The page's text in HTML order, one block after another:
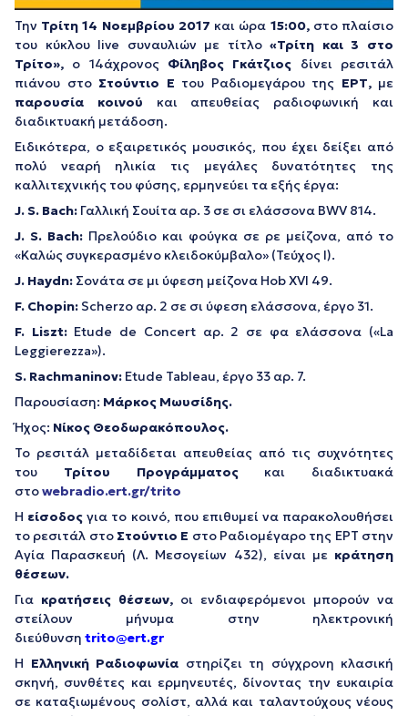
Την Τρίτη 14 Νοεμβρίου 2017 και ώρα 15:00,στο πλαίσιο
του κύκλου live συναυλιών με τίτλο«Τρίτη και 3 στο
Τρίτο», ο 14άχρονος Φίληβος Γκάτζιος δίνει ρεσιτάλ
πιάνου στο Στούντιο Ε του Ραδιομεγάρου της ΕΡΤ, με
παρουσία κοινού και απευθείας ραδιοφωνική και
διαδικτυακή μετάδοση.
Ειδικότερα, ο εξαιρετικός μουσικός, που έχει δείξει από
πολύ νεαρή ηλικία τις μεγάλες δυνατότητες της
καλλιτεχνικής του φύσης, ερμηνεύει τα εξής έργα:
J. S. Bach: Γαλλική Σουίτα αρ. 3 σε σι ελάσσονα ΒWV 814.
J. S. Bach: Πρελούδιο και φούγκα σε ρε μείζονα, από το
«Καλώς συγκερασμένο κλειδοκύμβαλο» (Τεύχος Ι).
J. Haydn: Σονάτα σε μι ύφεση μείζονα Ηob XVI 49.
F. Chopin: Scherzo αρ. 2 σε σι ύφεση ελάσσονα, έργο 31.
F. Liszt:Etude de Concert αρ. 2 σε φα ελάσσονα («La
Leggierezza»).
S. Rachmaninov: Etude Tableau, έργο 33 αρ. 7.
Παρουσίαση: Μάρκος Μωυσίδης.
Ήχος: Νίκος Θεοδωρακόπουλος.
Το ρεσιτάλ μεταδίδεται απευθείας από τις συχνότητες
του Τρίτου Προγράμματοςκαι διαδικτυακά
στοwebradio.ert.gr/trito
Η είσοδος για το κοινό, που επιθυμεί να παρακολουθήσει
το ρεσιτάλ στο Στούντιο Ε στο Ραδιομέγαρο της ΕΡΤ στην
Αγία Παρασκευή (Λ. Μεσογείων 432), είναι με κράτηση
θέσεων.
Για κρατήσεις θέσεων, οι ενδιαφερόμενοι μπορούν να
στείλουν μήνυμα στην ηλεκτρονική
διεύθυνση trito@ert.gr
Η Ελληνική Ραδιοφωνία στηρίζει τη σύγχρονη κλασική
σκηνή, συνθέτες και ερμηνευτές, δίνοντας την ευκαιρία
σε καταξιωμένους σολίστ, αλλά και ταλαντούχους νέους